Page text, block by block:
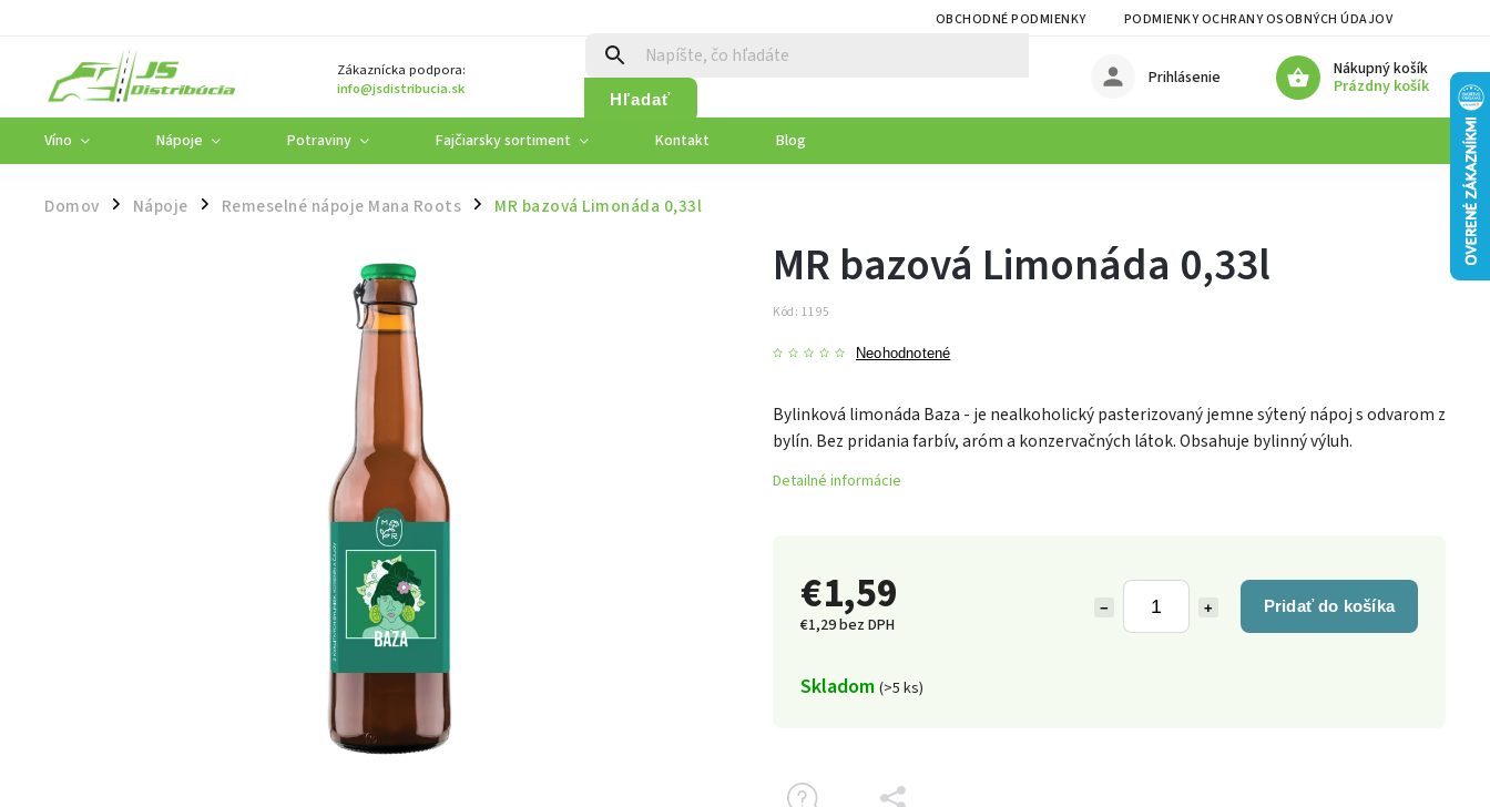
OBCHODNÉ PODMIENKY PODMIENKY OCHRANY OSOBNÝCH ÚDAJOV
Zákaznícka podpora:
info@jsdistribucia.sk
Hľadať
Nákupný košík
Prázdny košík
Prihlásenie
Víno Nápoje Potraviny Fajčiarsky sortiment Kontakt Blog
Domov / Nápoje / Remeselné nápoje Mana Roots / MR bazová Limonáda 0,33l
€1,59
€1,29 bez DPH
+
− Pridať do košíka
Skladom (>5 ks)
MR bazová Limonáda 0,33l
Kód: 1195
Neohodnotené
Bylinková limonáda Baza - je nealkoholický pasterizovaný jemne sýtený nápoj s odvarom z
bylín. Bez pridania farbív, aróm a konzervačných látok. Obsahuje bylinný výluh.
Detailné informácie